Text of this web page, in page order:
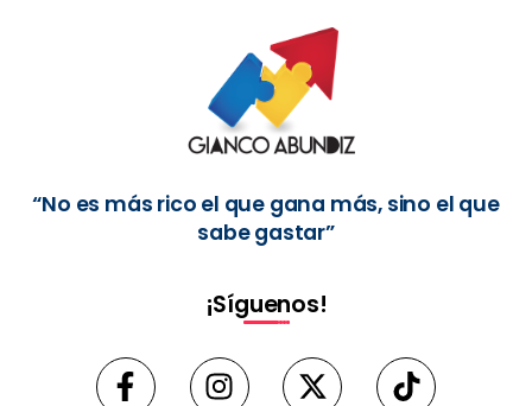
“No es más rico el que gana más, sino el que
sabe gastar”
¡Síguenos!